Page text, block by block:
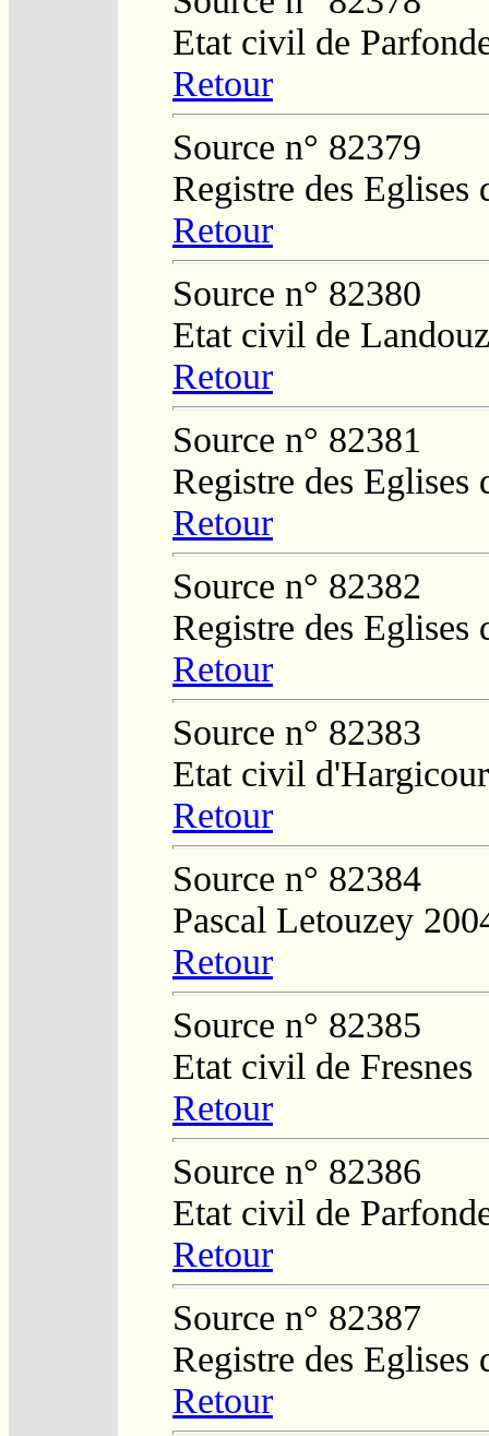
Etat civil de
Retour
Source n° 82379
Registre des Eglises
Retour
Source n° 82380
Etat civil de
Retour
Source n° 82381
Registre des
Retour
Source n° 82382
Registre des Eglises
Retour
Source n° 82383
Etat civil
Retour
Source n° 82384
Pascal Letouzey
Retour
Source n° 82385
Etat civil de Fresnes
Retour
Source n° 82386
Etat civil de
Retour
Source n° 82387
Registre des Eglises
Retour